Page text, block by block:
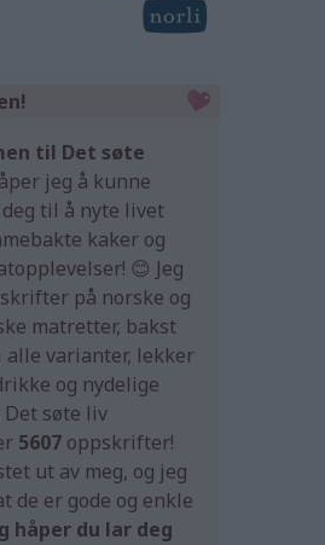
til Det søte
jeg å kunne
til å nyte livet
kaker og
😊 Jeg
på norske og
matretter, bakst
alle varianter, lekker
og nydelige
Det søte liv
5607 oppskrifter!
ut av meg, og jeg
de er gode og enkle
håper du lar deg